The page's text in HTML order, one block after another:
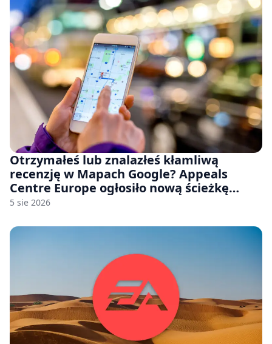
Otrzymałeś lub znalazłeś kłamliwą
recenzję w Mapach Google? Appeals
Centre Europe ogłosiło nową ścieżkę
odwoławczą dla firm i konsumentów
5 sie 2026